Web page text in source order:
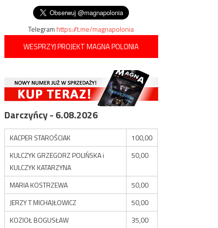
Telegramhttps://t.me/magnapolonia
WESPRZYJ PROJEKT MAGNA POLONIA
Darczyńcy - 6.08.2026
KACPER STAROŚCIAK
100,00
KULCZYK GRZEGORZ POLIŃSKA i
KULCZYK KATARZYNA
50,00
MARIA KOSTRZEWA
50,00
JERZY T MICHAJŁOWICZ
50,00
KOZIOŁ BOGUSŁAW
35,00